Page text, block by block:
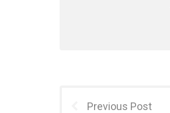
Previous Post